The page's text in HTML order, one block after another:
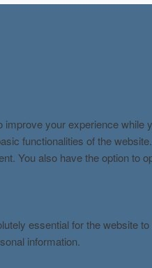
your experience
functionalities of the
You also have the option to
essential for the website
information.